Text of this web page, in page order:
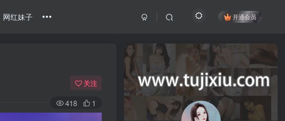
网红妹子 开通会员
关注
418 1